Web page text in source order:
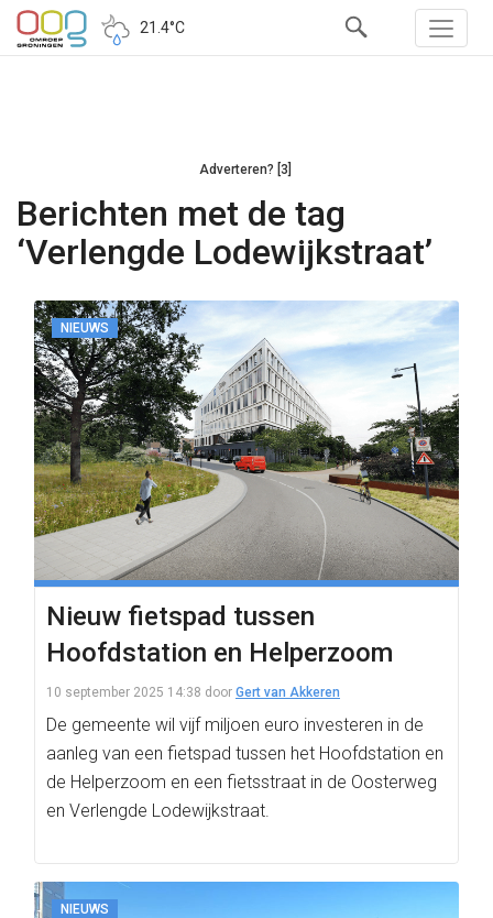
21.4°C
Adverteren? [3]
Berichten met de tag
‘Verlengde Lodewijkstraat’
NIEUWS
Nieuw fietspad tussen
Hoofdstation en Helperzoom
10 september 2025 14:38 door Gert van Akkeren
De gemeente wil vijf miljoen euro investeren in de
aanleg van een fietspad tussen het Hoofdstation en
de Helperzoom en een fietsstraat in de Oosterweg
en Verlengde Lodewijkstraat.
NIEUWS